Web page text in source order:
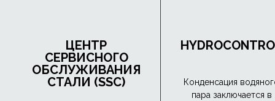
ЦЕНТР
СЕРВИСНОГО
ОБСЛУЖИВАНИЯ
СТАЛИ (SSC)
Конденсация
пара заключается в